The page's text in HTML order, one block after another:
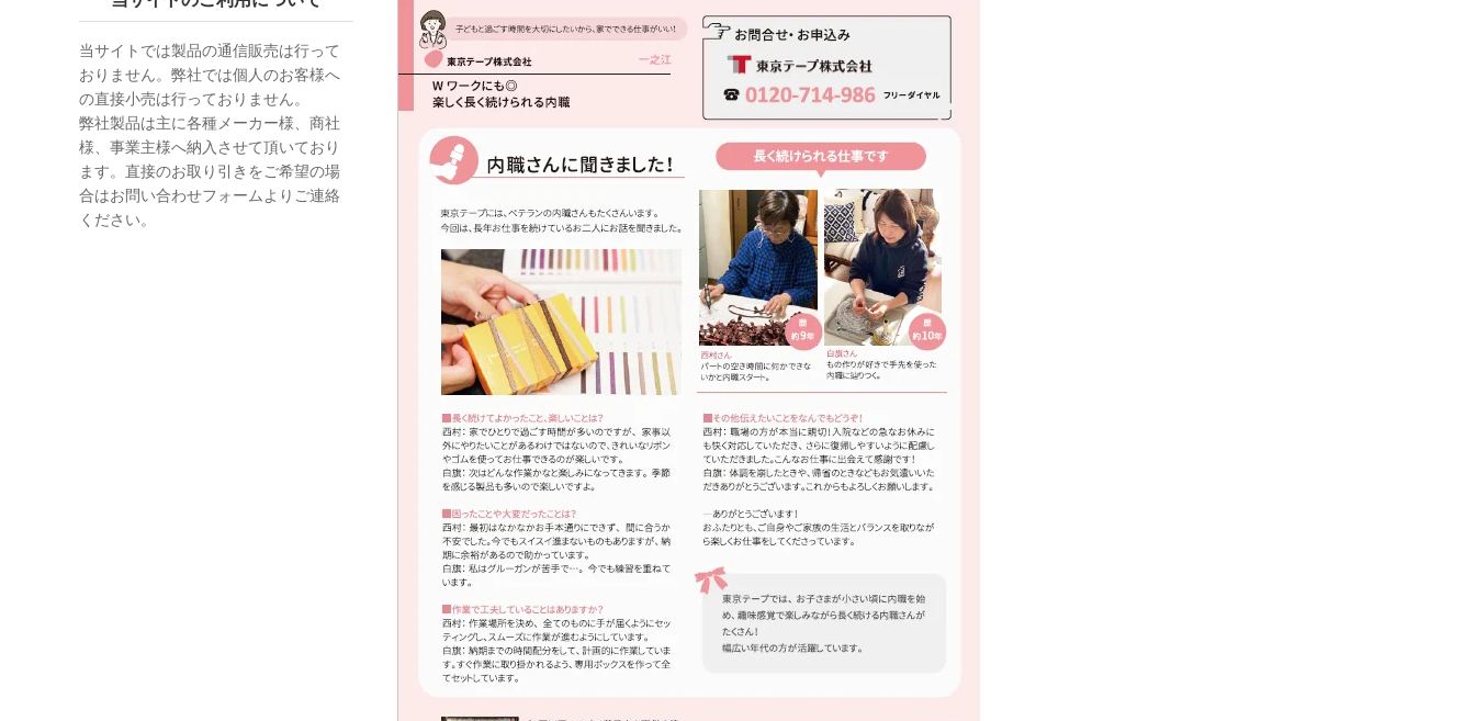
当サイトでは製品の通信販売は行って
おりません。弊社では個人のお客様へ
の直接小売は行っておりません。
弊社製品は主に各種メーカー様、商社
様、事業主様へ納入させて頂いており
ます。直接のお取り引きをご希望の場
合はお問い合わせフォームよりご連絡
ください。